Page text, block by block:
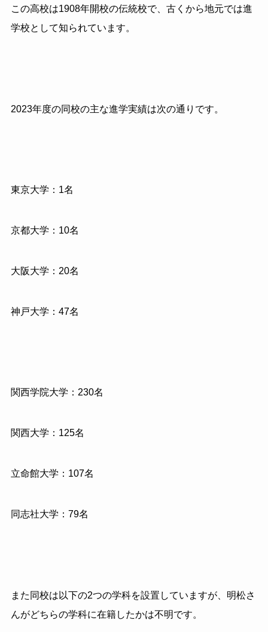
この高校は1908年開校の伝統校で、古くから地元では進
学校として知られています。
2023年度の同校の主な進学実績は次の通りです。
東京大学：1名
京都大学：10名
大阪大学：20名
神戸大学：47名
関西学院大学：230名
関西大学：125名
立命館大学：107名
同志社大学：79名
また同校は以下の2つの学科を設置していますが、明松さ
んがどちらの学科に在籍したかは不明です。